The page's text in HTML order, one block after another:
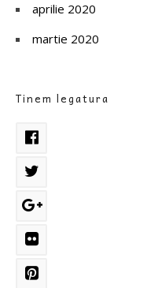
aprilie 2020
martie 2020
Tinem legatura